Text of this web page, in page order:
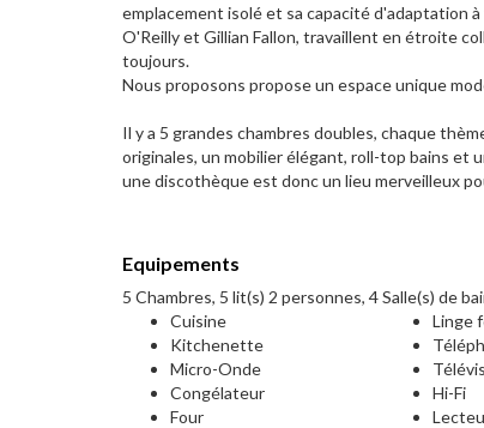
emplacement isolé et sa capacité d'adaptation
O'Reilly et Gillian Fallon, travaillent en étroite
toujours.
Nous proposons propose un espace unique
Il y a 5 grandes chambres doubles, chaque
originales, un mobilier élégant, roll-top bains et
une discothèque est donc un lieu merveilleux
Equipements
5 Chambres, 5 lit(s) 2 personnes, 4 Salle(s) de
Cuisine
Kitchenette
Micro-Onde
Congélateur
Four
Linge
Hi-Fi